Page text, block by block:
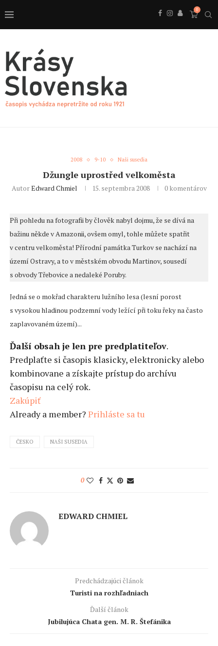
0
2008 9-10 Naši susedia
Džungle uprostřed velkoměsta
AutorEdward Chmiel 15. septembra 2008 0 komentárov
Při pohledu na fotografii by člověk nabyl dojmu, že se dívá na
bažinu někde v Amazonii, ovšem omyl, tohle můžete spatřit
v centru velkoměsta! Přírodní památka Turkov se nachází na
území Ostravy, a to v městském obvodu Martinov, sousedí
s obvody Třebovice a nedaleké Poruby.
Jedná se o mokřad charakteru lužního lesa (lesní porost
s vysokou hladinou podzemní vody ležící při toku řeky na často
zaplavovaném území)...
Ďalší obsah je len pre predplatiteľov.
Predplaťte si časopis klasicky, elektronicky alebo
kombinovane a získajte prístup do archívu
časopisu na celý rok.
Zakúpiť
Already a member? Prihláste sa tu
ČESKO NAŠI SUSEDIA
0
EDWARD CHMIEL
Predchádzajúci článok
Turisti na rozhľadniach
Ďalší článok
Jubilujúca Chata gen. M. R. Štefánika